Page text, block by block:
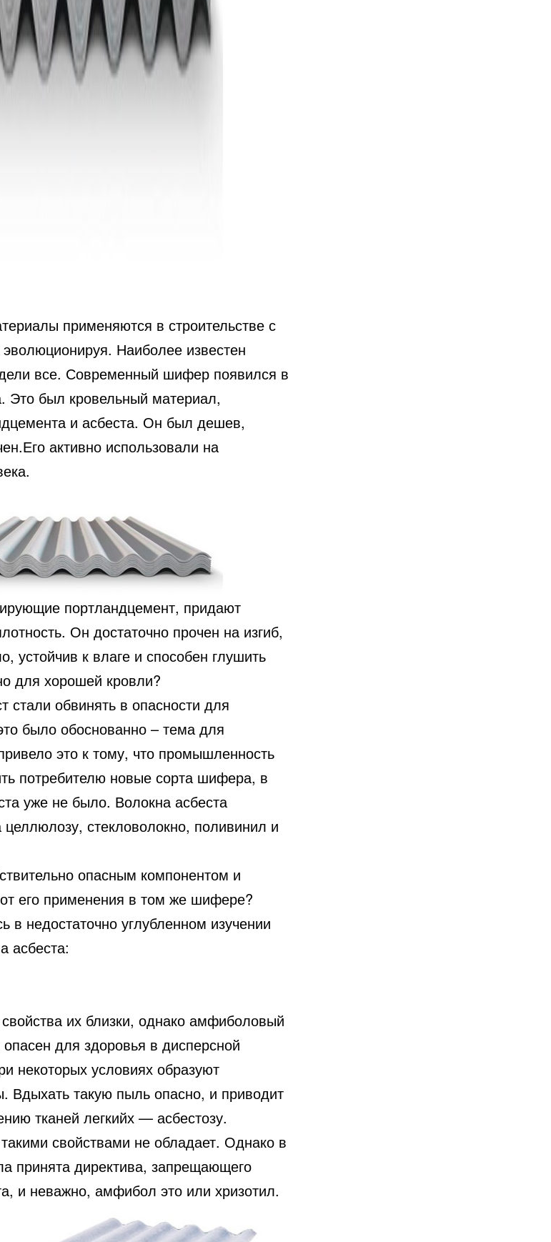
применяются в строительстве с
Наиболее известен
все. Современный шифер появился в
Это был кровельный материал,
и асбеста. Он был дешев,
активно использовали на
портландцемент, придают
Он достаточно прочен на изгиб,
устойчив к влаге и способен глушить
для хорошей кровли?
стали обвинять в опасности для
было обоснованно – тема для
это к тому, что промышленность
потребителю новые сорта шифера, в
уже не было. Волокна асбеста
стекловолокно, поливинил и
опасным компонентом и
от его применения в том же шифере?
в недостаточно углубленном изучении
асбеста:
их близки, однако амфиболовый
опасен для здоровья в дисперсной
некоторых условиях образуют
Вдыхать такую пыль опасно, и приводит
тканей легкийх — асбестозу.
свойствами не обладает. Однако в
принята директива, запрещающего
и неважно, амфибол это или хризотил.